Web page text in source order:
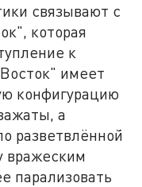
связывают с
которая
к
имеет
конфигурацию
а
разветвлённой
вражеским
парализовать